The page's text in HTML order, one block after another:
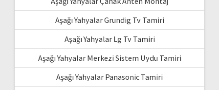
Aşağı Yahyalar Grundig Tv Tamiri
Aşağı Yahyalar Lg Tv Tamiri
Aşağı Yahyalar Merkezi Sistem Uydu Tamiri
Aşağı Yahyalar Panasonic Tamiri